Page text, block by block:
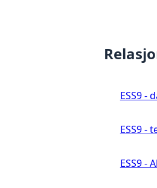
ESS9 -
ESS9 -
ESS9 -